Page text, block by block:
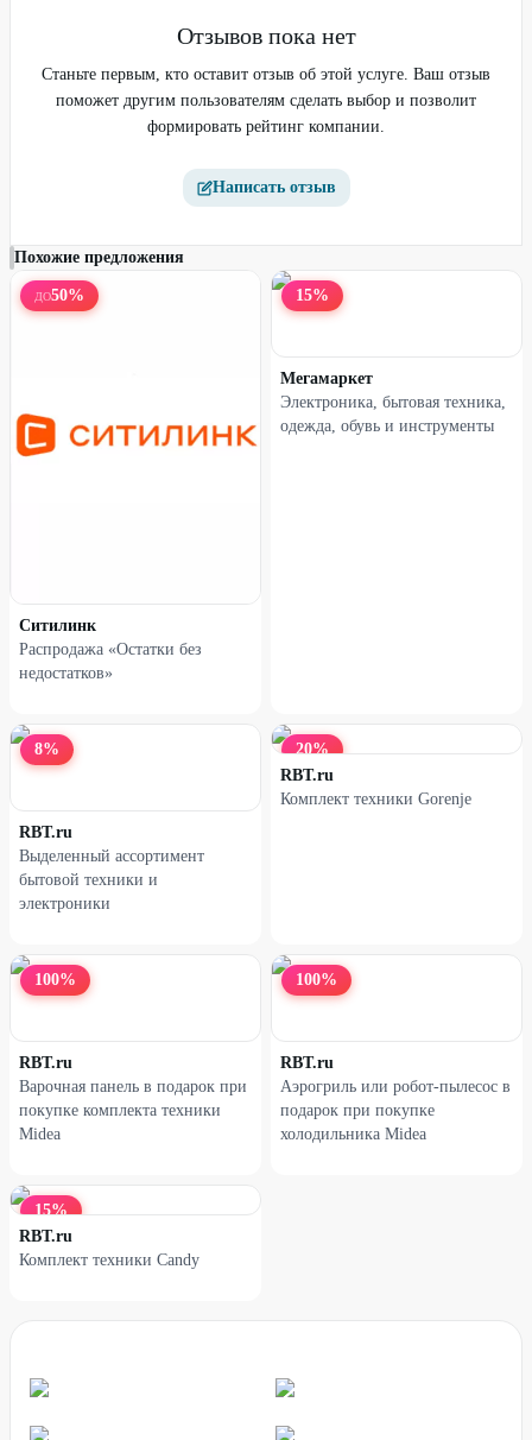
Smart Band 9 Active розовый
Smart Band 9 Pro черный
Наушники XIAOMI Redmi
Наушники XIAOMI Redmi
Buds 5 голубые
38% 25%
Отзывов пока нет
Станьте первым, кто оставит отзыв об этой услуге. Ваш отзыв
поможет другим пользователям сделать выбор и позволит
формировать рейтинг компании.
Написать отзыв
Похожие предложения
ДО50%
Ситилинк
Распродажа «Остатки без
недостатков»
15%
Мегамаркет
Электроника, бытовая техника,
одежда, обувь и инструменты
8%
RBT.ru
Выделенный ассортимент
бытовой техники и
электроники
20%
RBT.ru
Комплект техники Gorenje
100%
RBT.ru
Варочная панель в подарок при
покупке комплекта техники
Midea
100%
RBT.ru
Аэрогриль или робот-пылесос в
подарок при покупке
холодильника Midea
15%
RBT.ru
Комплект техники Candy